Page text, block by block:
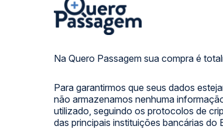
Na Quero Passagem sua compra é
Para garantirmos que seus dados
não armazenamos nenhuma
utilizado, seguindo os protocolos de
das principais instituições bancárias do